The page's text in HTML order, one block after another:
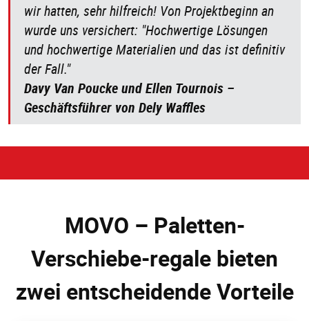
wir hatten, sehr hilfreich! Von Projektbeginn an
wurde uns versichert: "Hochwertige Lösungen
und hochwertige Materialien und das ist definitiv
der Fall."
Davy Van Poucke und Ellen Tournois –
Geschäftsführer von Dely Waffles
MOVO – Paletten-
Verschiebe-regale bieten
zwei entscheidende Vorteile